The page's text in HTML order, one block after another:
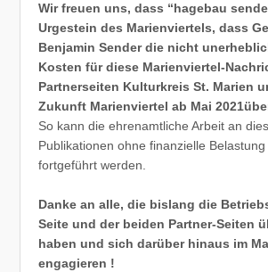
Wir freuen uns, dass “hagebau
Urgestein des Marienviertels, dass
Benjamin Sender die nicht
Kosten für diese Marienviertel-
Partnerseiten Kulturkreis St. Marien
Zukunft Marienviertel ab Mai
So kann die ehrenamtliche Arbeit an
Publikationen ohne finanzielle Belastung
fortgeführt werden.
Danke an alle, die bislang die
Seite und der beiden Partner-Seiten
haben und sich darüber hinaus im
engagieren !